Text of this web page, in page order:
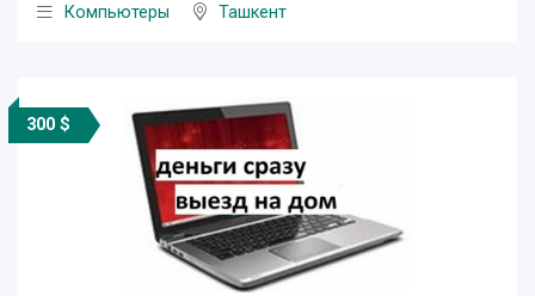
Компьютеры
Ташкент
300 $